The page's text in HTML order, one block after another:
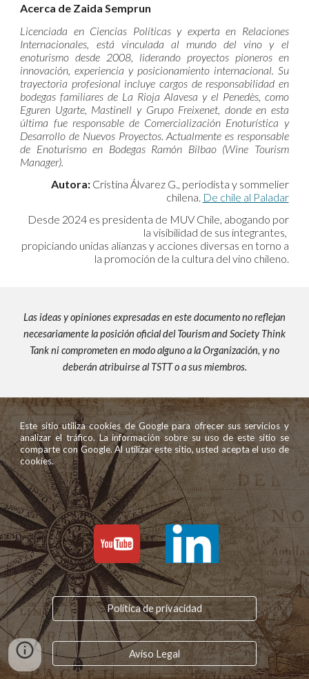
Acerca de Zaida Semprun
Licenciada en Ciencias Políticas y experta en Relaciones
Internacionales, está vinculada al mundo del vino y el
enoturismo desde 2008, liderando proyectos pioneros en
innovación, experiencia y posicionamiento internacional. Su
trayectoria profesional incluye cargos de responsabilidad en
bodegas familiares de La Rioja Alavesa y el Penedès, como
Eguren Ugarte, Mastinell y Grupo Freixenet, donde en esta
última fue responsable de Comercialización Enoturística y
Desarrollo de Nuevos Proyectos. Actualmente es responsable
de Enoturismo en Bodegas Ramón Bilbao (Wine Tourism
Manager).
Autora:Cristina Álvarez G., periodista y sommelier
chilena. De chile al Paladar
Desde 2024 es presidenta de MUV Chile, abogando por
la visibilidad de sus integrantes,
propiciando unidas alianzas y acciones diversas en torno a
la promoción de la cultura del vino chileno.
Las ideas y opiniones expresadas en este documento no reflejan
necesariamente la posición oficial del Tourism and Society Think
Tank ni comprometen en modo alguno a la Organización, y no
deberán atribuirse al TSTT o a sus miembros.
Este sitio utiliza cookies de Google para ofrecer sus servicios y
analizar el tráfico. La información sobre su uso de este sitio se
comparte con Google. Al utilizar este sitio, usted acepta el uso de
cookies.
Política de privacidad
Aviso Legal